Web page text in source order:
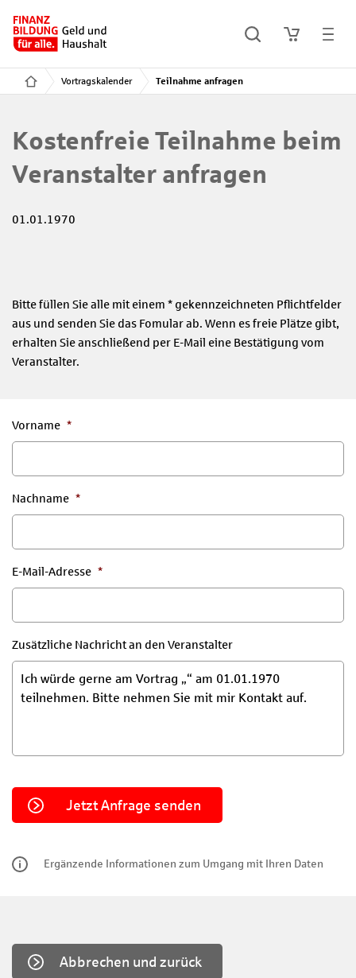
Vortragskalender Teilnahme anfragen
Kostenfreie Teilnahme beim
Veranstalter anfragen
01.01.1970
Bitte füllen Sie alle mit einem * gekennzeichneten Pflichtfelder
aus und senden Sie das Fomular ab. Wenn es freie Plätze gibt,
erhalten Sie anschließend per E-Mail eine Bestätigung vom
Veranstalter.
Vorname *
Nachname *
E-Mail-Adresse *
Zusätzliche Nachricht an den Veranstalter
Ergänzende Informationen zum Umgang mit Ihren Daten
Abbrechen und zurück